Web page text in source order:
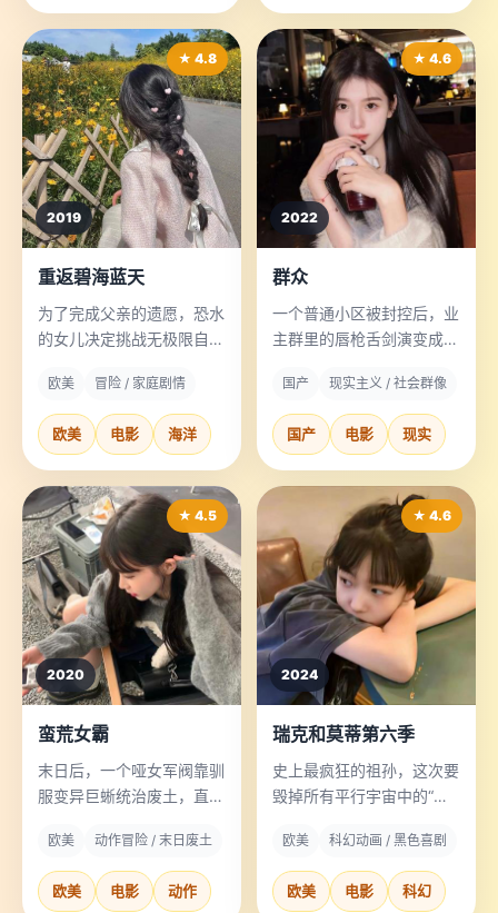
★ 4.8
2019
重返碧海蓝天
为了完成父亲的遗愿，恐水
的女儿决定挑战无极限自由
欧美 冒险 / 家庭剧情
欧美 电影 海洋
★ 4.6
2022
群众
一个普通小区被封控后，业
主群里的唇枪舌剑演变成了
国产 现实主义 / 社会群像
国产 电影 现实
★ 4.5
2020
蛮荒女霸
末日后，一个哑女军阀靠驯
服变异巨蜥统治废土，直到
欧美 动作冒险 / 末日废土
欧美 电影 动作
★ 4.6
2024
瑞克和莫蒂第六季
史上最疯狂的祖孙，这次要
毁掉所有平行宇宙中的“自
欧美 科幻动画 / 黑色喜剧
欧美 电影 科幻